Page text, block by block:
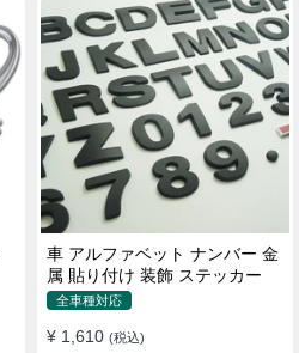
車 アルファベット ナンバー 金
属 貼り付け 装飾 ステッカー
全車種対応
¥ 1,610 (税込)